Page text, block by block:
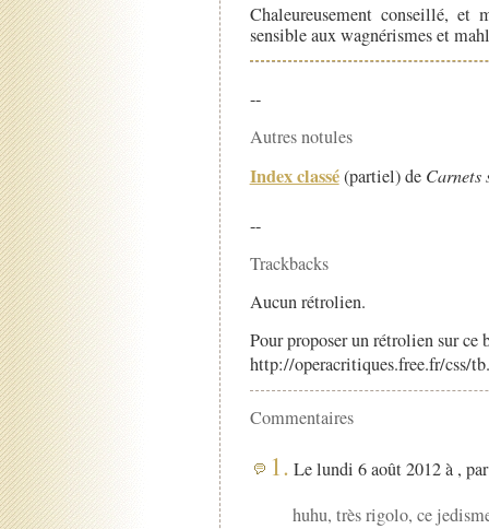
Chaleureusement conseillé, et
sensible aux wagnérismes et
--
Autres notules
Index classé(partiel) de Carnets
--
Trackbacks
Aucun rétrolien.
Pour proposer un rétrolien sur
http://operacritiques.free.fr/css/
Commentaires
1. Le lundi 6 août 2012 à ,
huhu, très rigolo, ce